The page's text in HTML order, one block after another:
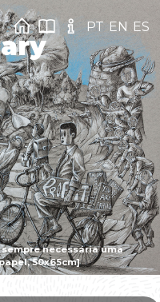
necessária uma
50x65cm]
PT EN ES